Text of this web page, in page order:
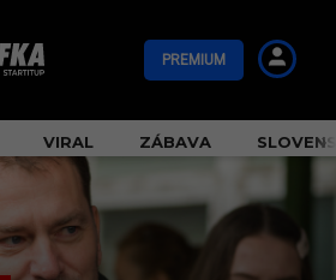
PREMIUM
VIRAL ZÁBAVA